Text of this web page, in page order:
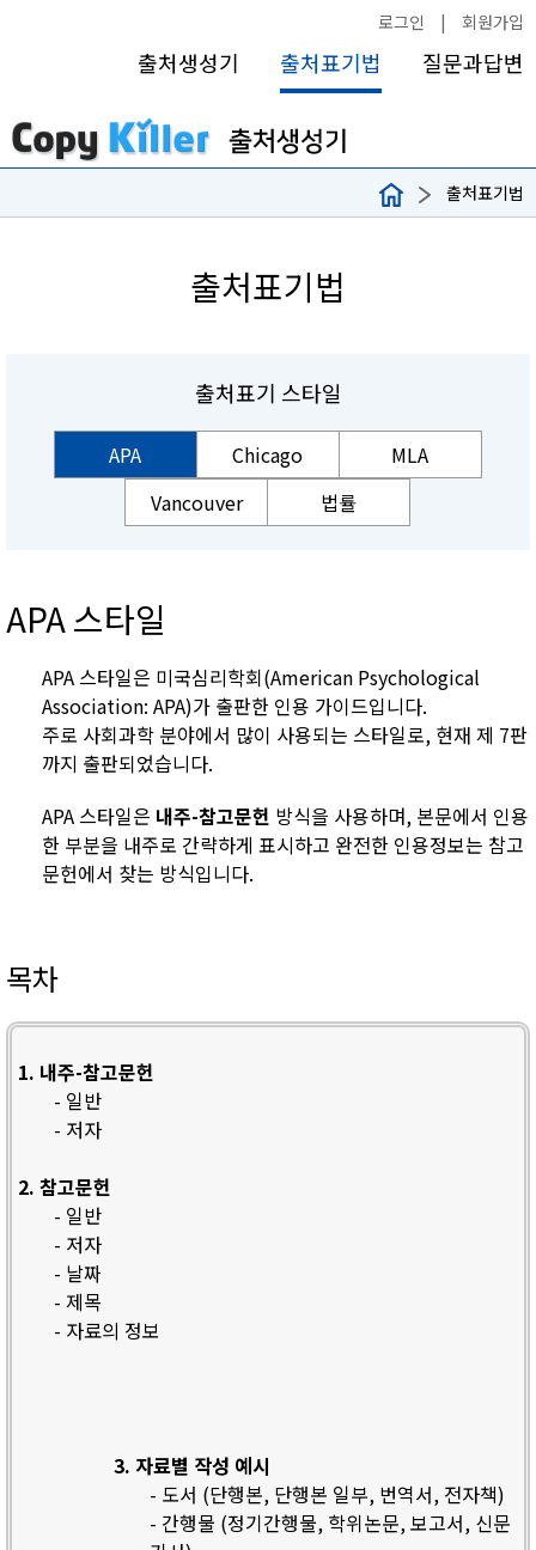
로그인 | 회원가입
출처생성기 출처표기법 질문과답변
출처표기법
출처표기법
출처표기 스타일
APA Chicago
MLA
Vancouver
법률
APA 스타일
APA 스타일은 미국심리학회(American Psychological
Association: APA)가 출판한 인용 가이드입니다.
주로 사회과학 분야에서 많이 사용되는 스타일로, 현재 제 7판
까지 출판되었습니다.
APA 스타일은 내주-참고문헌 방식을 사용하며, 본문에서 인용
한 부분을 내주로 간략하게 표시하고 완전한 인용정보는 참고
문헌에서 찾는 방식입니다.
목차
1. 내주-참고문헌
- 일반
- 저자
2. 참고문헌
- 일반
- 저자
- 날짜
- 제목
- 자료의 정보
3. 자료별 작성 예시
- 도서 (단행본, 단행본 일부, 번역서, 전자책)
- 간행물 (정기간행물, 학위논문, 보고서, 신문